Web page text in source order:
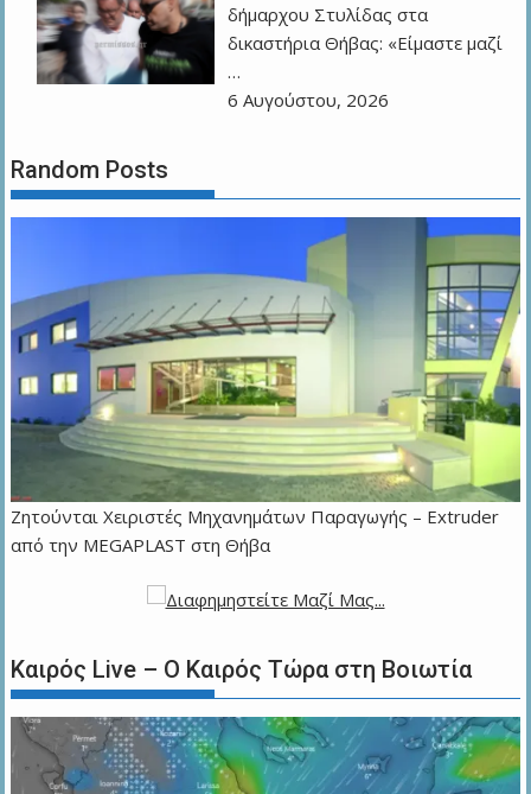
δήμαρχου Στυλίδας στα
δικαστήρια Θήβας: «Είμαστε μαζί
…
6 Αυγούστου, 2026
Random Posts
Zητούνται Χειριστές Μηχανημάτων Παραγωγής – Extruder
από την MEGAPLAST στη Θήβα
Καιρός Live – Ο Καιρός Τώρα στη Βοιωτία